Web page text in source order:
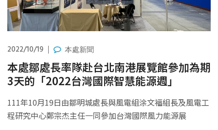
2022/10/19 本處新聞
本處鄒處長率隊赴台北南港展覽館參加為期
3天的「2022台灣國際智慧能源週」
111年10月19日由鄒明城處長與風電組涂文福組長及風電工
程研究中心鄭宗杰主任一同參加台灣國際風力能源展